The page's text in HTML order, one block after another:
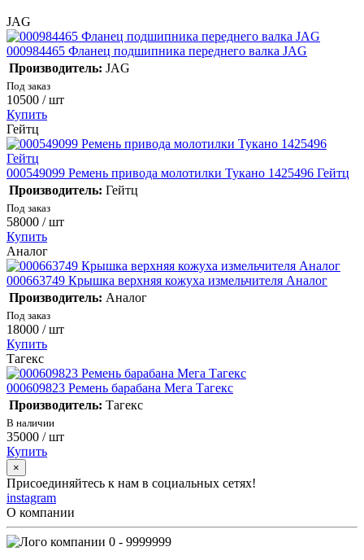
JAG
000984465 Фланец подшипника переднего валка JAG
Производитель: JAG
Под заказ
10500 / шт
Купить
Гейтц
000549099 Ремень привода молотилки Тукано 1425496 Гейтц
Производитель: Гейтц
Под заказ
58000 / шт
Купить
Аналог
000663749 Крышка верхняя кожуха измельчителя Аналог
Производитель: Аналог
Под заказ
18000 / шт
Купить
Тагекс
000609823 Ремень барабана Мега Тагекс
Производитель: Тагекс
В наличии
35000 / шт
Купить
×
Присоединяйтесь к нам в социальных сетях!
instagram
О компании
0 - 9999999